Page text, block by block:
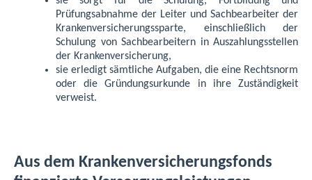
Prüfungsabnahme der Leiter und Sachbearbeiter der
Krankenversicherungssparte, einschließlich der
Schulung von Sachbearbeitern in Auszahlungsstellen
der Krankenversicherung,
sie erledigt sämtliche Aufgaben, die eine Rechtsnorm
oder die Gründungsurkunde in ihre Zuständigkeit
verweist.
Aus dem Krankenversicherungsfonds